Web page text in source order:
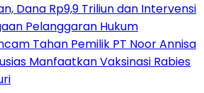
Dana Rp9,9 Triliun dan Intervensi
Pelanggaran Hukum
Tahan Pemilik PT Noor Annisa
Manfaatkan Vaksinasi Rabies